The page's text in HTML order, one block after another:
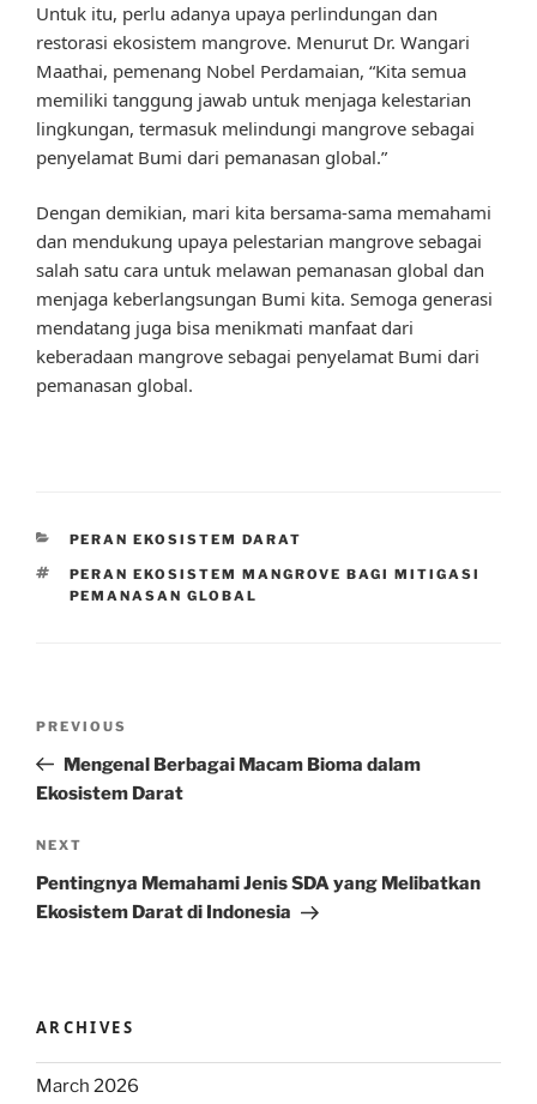
Untuk itu, perlu adanya upaya perlindungan dan
restorasi ekosistem mangrove. Menurut Dr. Wangari
Maathai, pemenang Nobel Perdamaian, “Kita semua
memiliki tanggung jawab untuk menjaga kelestarian
lingkungan, termasuk melindungi mangrove sebagai
penyelamat Bumi dari pemanasan global.”
Dengan demikian, mari kita bersama-sama memahami
dan mendukung upaya pelestarian mangrove sebagai
salah satu cara untuk melawan pemanasan global dan
menjaga keberlangsungan Bumi kita. Semoga generasi
mendatang juga bisa menikmati manfaat dari
keberadaan mangrove sebagai penyelamat Bumi dari
pemanasan global.
CATEGORIES
PERAN EKOSISTEM DARAT
TAGS
PERAN EKOSISTEM MANGROVE BAGI MITIGASI
PEMANASAN GLOBAL
Previous
Post
PREVIOUS
Mengenal Berbagai Macam Bioma dalam
Ekosistem Darat
Next
Post
NEXT
Pentingnya Memahami Jenis SDA yang Melibatkan
Ekosistem Darat di Indonesia
ARCHIVES
March 2026